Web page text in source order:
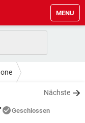
MENU
Nächste
Geschlossen